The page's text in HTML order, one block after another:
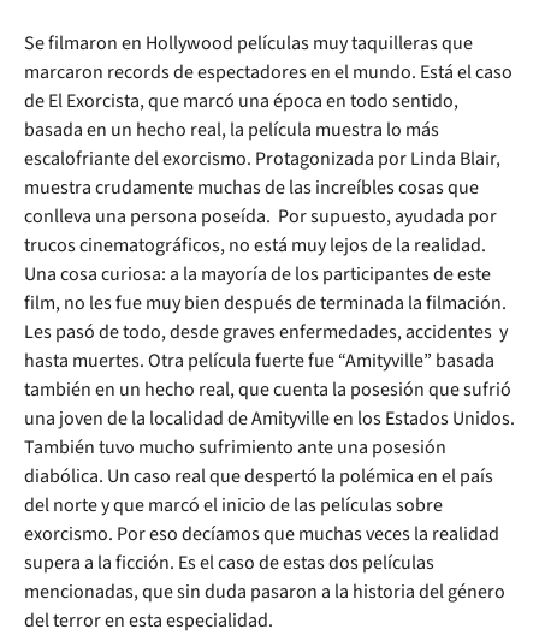
Se filmaron en Hollywood películas muy taquilleras que
marcaron records de espectadores en el mundo. Está el caso
de El Exorcista, que marcó una época en todo sentido,
basada en un hecho real, la película muestra lo más
escalofriante del exorcismo. Protagonizada por Linda Blair,
muestra crudamente muchas de las increíbles cosas que
conlleva una persona poseída. Por supuesto, ayudada por
trucos cinematográficos, no está muy lejos de la realidad.
Una cosa curiosa: a la mayoría de los participantes de este
film, no les fue muy bien después de terminada la filmación.
Les pasó de todo, desde graves enfermedades, accidentes y
hasta muertes. Otra película fuerte fue “Amityville” basada
también en un hecho real, que cuenta la posesión que sufrió
una joven de la localidad de Amityville en los Estados Unidos.
También tuvo mucho sufrimiento ante una posesión
diabólica. Un caso real que despertó la polémica en el país
del norte y que marcó el inicio de las películas sobre
exorcismo. Por eso decíamos que muchas veces la realidad
supera a la ficción. Es el caso de estas dos películas
mencionadas, que sin duda pasaron a la historia del género
del terror en esta especialidad.